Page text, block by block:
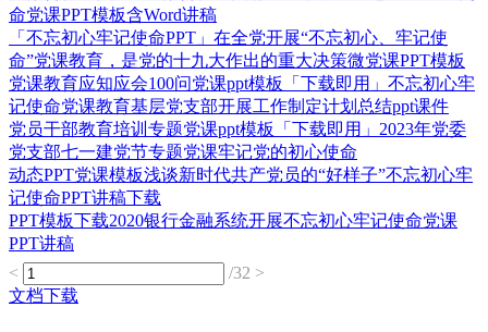
命党课PPT模板含Word讲稿
「不忘初心牢记使命PPT」在全党开展“不忘初心、牢记使
命”党课教育，是党的十九大作出的重大决策微党课PPT模板
党课教育应知应会100问党课ppt模板「下载即用」不忘初心牢
记使命党课教育基层党支部开展工作制定计划总结ppt课件
党员干部教育培训专题党课ppt模板「下载即用」2023年党委
党支部七一建党节专题党课牢记党的初心使命
动态PPT党课模板浅谈新时代共产党员的“好样子”不忘初心牢
记使命PPT讲稿下载
PPT模板下载2020银行金融系统开展不忘初心牢记使命党课
PPT讲稿
<
/32 >
文档下载